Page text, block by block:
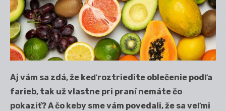
Aj vám sa zdá, že keď roztriedite oblečenie podľa
farieb, tak už vlastne pri praní nemáte čo
pokaziť? A čo keby sme vám povedali, že sa veľmi